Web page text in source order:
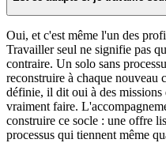
Oui, et c'est même l'un des
Travailler seul ne signifie pas
contraire. Un solo sans
reconstruire à chaque nouveau
définie, il dit oui à des
vraiment faire.
construire ce socle : une offre
processus qui tiennent même